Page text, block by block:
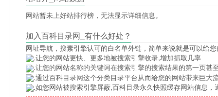
网站暂未上好站排行榜，无法显示详细信息。
加入百科目录网_有什么好处？
网址导航 ，搜素引擎认可的白名单外链，简单来说就是可以给
.让您的网站更快、更多地被搜索引擎收录,增加抓取几率
.让您的网站名称的关键词在搜索引擎的搜索结果的第一页甚
.通过百科目录网这个分类目录平台从而给您的网站带来巨大
.如您网站被搜索引擎屏蔽,百科目录永久快照缓存网站信息